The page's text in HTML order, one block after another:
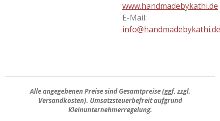
www.handmadebykathi.de
E-Mail:
info@handmadebykathi.de
Alle angegebenen Preise sindGesamtpreise(ggf. zzgl.
Versandkosten). Umsatzsteuerbefreit aufgrund
Kleinunternehmerregelung.